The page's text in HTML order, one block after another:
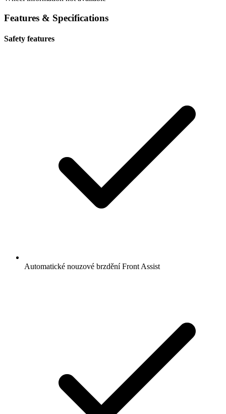
Features & Specifications
Safety features
Automatické nouzové brzdění Front Assist